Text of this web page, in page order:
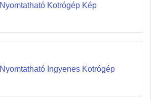
Nyomtatható Kotrógép Kép
Nyomtatható Ingyenes Kotrógép